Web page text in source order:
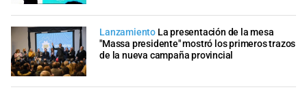
Lanzamiento La presentación de la mesa
"Massa presidente" mostró los primeros trazos
de la nueva campaña provincial